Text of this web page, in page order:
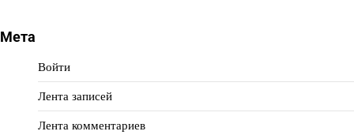
Мета
Войти
Лента записей
Лента комментариев